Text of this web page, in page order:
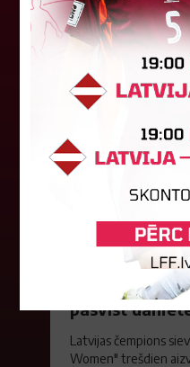
"Riga FC
pasvīst
Latvijas čempions
Women" trešdien